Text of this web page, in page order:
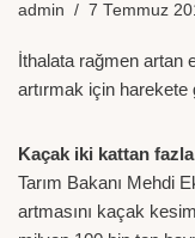
admin 7 Temmuz
İthalata rağmen artan
artırmak için harekete
Kaçak iki kattan fazla
Tarım Bakanı Mehdi
artmasını kaçak